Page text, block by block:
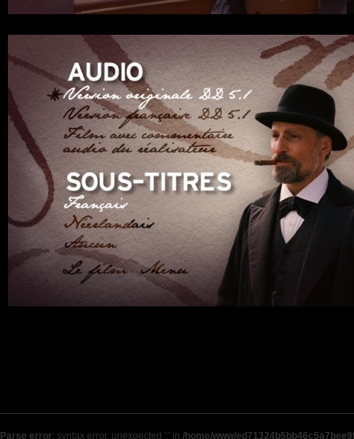
Parse error: syntax error, unexpected ';' in /home/www/